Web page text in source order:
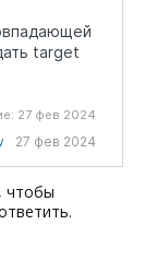
target
27 фев 2024
27 фев 2024
, чтобы